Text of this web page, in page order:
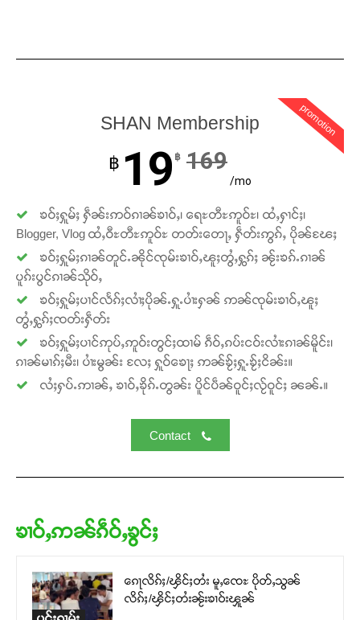
Support SHAN
တႃႇႁႂ်ႈသဵင်ၵၢင်ၸႂ်ၵူၼ်းမိူင်း ၵူႈတီႈၵူႈလႅၼ်ပေႃးတေၸွ
တ်ႇ တူဝ်ႈလုမ်ႈၾႃႉၼၼ်ႉ ၶဝ်ႈႁူမ်ႈၵမ်ႉထႅမ် ၸုမ်းၶၢ
Donate Now
promotion
SHAN Membership
฿ 19 ฿ 169
/mo
ၶဝ်ႈႁူမ်ႈ ႁဵၼ်းဢဝ်ၵၢၼ်ၶၢဝ်ႇ၊ ရေႊတီႊဢူဝ်ႊ၊ ထႆႇႁၢင်ႈ၊
Blogger, Vlog ထႆႇဝီႊတီႊဢူဝ်ႊ တတ်းတေႃႇ ႁဵတ်းဢွၵ်ႇ ပိုၼ်ၽႄႈ
ၶဝ်ႈႁူမ်ႈၵၢၼ်တူင်ႉၼိုင်ၸုမ်းၶၢဝ်ႇၽူႈတွႆႇႁွၵ်ႈ ၼႂ်းၶၵ်ႉၵၢၼ်
ပူၵ်းပွင်ၵၢၼ်သိုဝ်ႇ
ၶဝ်ႈႁူမ်ႈပၢင်လႅၵ်ႈလၢႆႈပိုၼ်ႉႁူႉပၢႆးႁၼ် ဢၼ်ၸုမ်းၶၢဝ်ႇၽူႈ
တွႆႇႁွၵ်ႈၸတ်းႁဵတ်း
ၶဝ်ႈႁူမ်ႈပၢင်ဢုပ်ႇဢူဝ်းတွင်ႈထၢမ် ၵဵဝ်ႇၵပ်းငဝ်းလၢႆးၵၢၼ်မိူင်း၊
ၵၢၼ်မၢၵ်ႈမီး၊ ပၢႆးမွၼ်း လႄႈ ႁူဝ်ၶေႃႈ ဢၼ်ၶႂ်ႈႁူႉၶႂ်ႈငိၼ်း။
လႆႈႁပ်ႉဢၢၼ်ႇ ၶၢဝ်ႇၶိုၵ်ႉတွၼ်း ပိူင်ပဵၼ်ဝူင်ႈလႂ်ဝူင်ႈ ၼၼ်ႉ။
Contact
ၶၢဝ်ႇဢၼ်ၵဵဝ်ႇၶွင်ႈ
ၵေႃလိၵ်ႈ/ၾိင်ႈတႆး မူႇၸေႊ ပိုတ်ႇသွၼ်
လိၵ်ႈ/ၾိင်ႈတႆးၼႂ်းၶၢဝ်းၾူၼ်